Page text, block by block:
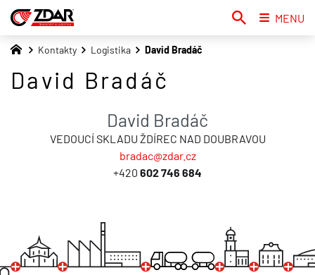
Kontakty Logistika David Bradáč
David Bradáč
David Bradáč
VEDOUCÍ SKLADU ŽDÍREC NAD DOUBRAVOU
bradac@zdar.cz
+420 602 746 684
MENU